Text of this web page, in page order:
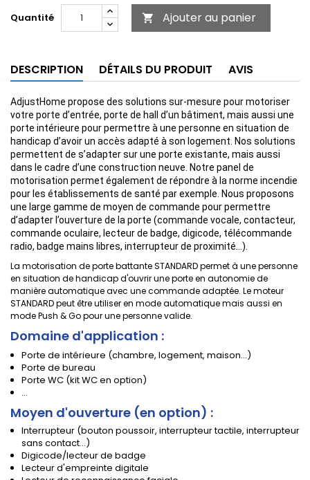
Quantité  Ajouter au panier
DESCRIPTION DÉTAILS DU PRODUIT AVIS
AdjustHome propose des solutions sur-mesure pour motoriser
votre porte d’entrée, porte de hall d’un bâtiment, mais aussi une
porte intérieure pour permettre à une personne en situation de
handicap d’avoir un accès adapté à son logement. Nos solutions
permettent de s’adapter sur une porte existante, mais aussi
dans le cadre d’une construction neuve. Notre panel de
motorisation permet également de répondre à la norme incendie
pour les établissements de santé par exemple. Nous proposons
une large gamme de moyen de commande pour permettre
d’adapter l’ouverture de la porte (commande vocale, contacteur,
commande oculaire, lecteur de badge, digicode, télécommande
radio, badge mains libres, interrupteur de proximité…).
La motorisation de porte battante STANDARD permet à une personne
en situation de handicap d'ouvrir une porte en autonomie de
manière automatique avec une commande adaptée. Le moteur
STANDARD peut être utiliser en mode automatique mais aussi en
mode Push & Go pour une personne valide.
Domaine d'application :
Porte de intérieure (chambre, logement, maison...)
Porte de bureau
Porte WC (kit WC en option)
...
Moyen d'ouverture (en option) :
Interrupteur (bouton poussoir, interrupteur tactile, interrupteur
sans contact...)
Digicode/lecteur de badge
Lecteur d'empreinte digitale